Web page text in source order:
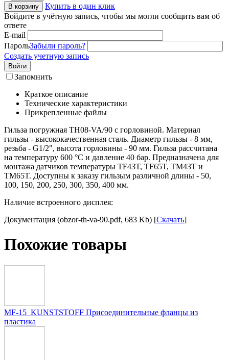
В корзину
Купить в один клик
Войдите в учётную запись, чтобы мы могли сообщить вам об
ответе
E-mail
ПарольЗабыли пароль?
Создать учетную запись
Войти
Запомнить
Краткое описание
Технические характеристики
Прикрепленные файлы
Гильза погружная TH08-VA/90 с горловиной. Материал
гильзы - высококачественная сталь. Диаметр гильзы - 8 мм,
резьба - G1/2", высота горловины - 90 мм. Гильза рассчитана
на температуру 600 °C и давление 40 бар. Предназначена для
монтажа датчиков температуры TF43T, TF65T, TM43T и
TM65T. Доступны к заказу гильзым различной длины - 50,
100, 150, 200, 250, 300, 350, 400 мм.
Наличие встроенного дисплея:
Документация (obzor-th-va-90.pdf, 683 Kb) [Скачать]
Похожие товары
MF-15_KUNSTSTOFF Присоединительные фланцы из
пластика